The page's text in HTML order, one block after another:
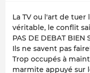
La TV ou l'art de tuer
véritable, le conflit
PAS DE DEBAT BIEN
Ils ne savent pas
Trop occupés à
marmite appuyé sur